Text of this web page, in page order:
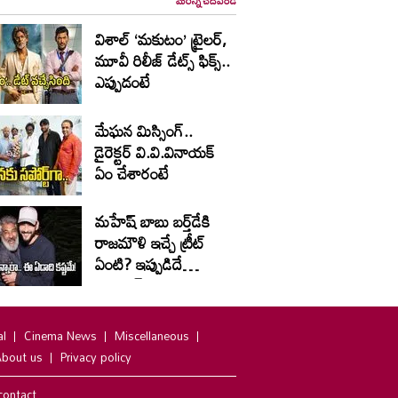
విశాల్ ‘మకుటం’ ట్రైలర్,
మూవీ రిలీజ్ డేట్స్ ఫిక్స్..
ఎప్పుడంటే
మేఘన మిస్సింగ్..
డైరెక్టర్ వి.వి.వినాయక్
ఏం చేశారంటే
మహేష్ బాబు బర్త్‌డే‌కి
రాజమౌళి ఇచ్చే ట్రీట్
ఏంటి? ఇప్పుడిదే
ట్రెండింగ్
Cinema News
Miscellaneous
us
Privacy policy